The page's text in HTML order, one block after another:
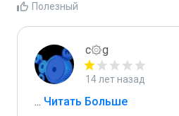
Полезный
c۞g
14 лет назад
... Читать Больше